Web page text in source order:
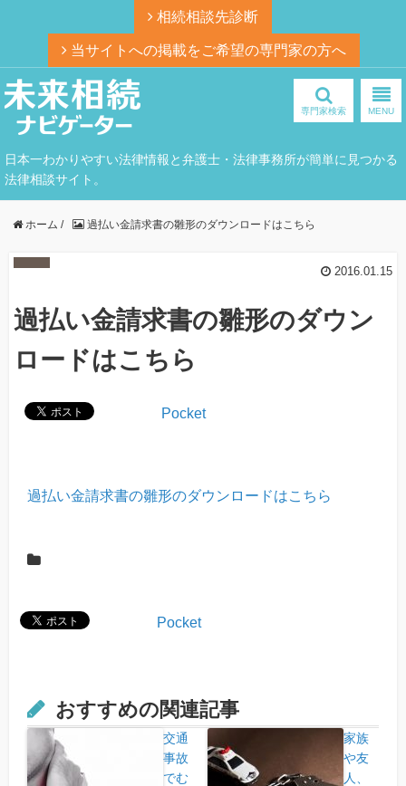
相続相談先診断
当サイトへの掲載をご希望の専門家の方へ
日本一わかりやすい法律情報と弁護士・法律事務所が簡単に見つかる
法律相談サイト。
専門家検索 MENU
ホーム / 過払い金請求書の雛形のダウンロードはこちら
2016.01.15
過払い金請求書の雛形のダウン
ロードはこちら
Pocket
過払い金請求書の雛形のダウンロードはこちら
Pocket
おすすめの関連記事
交通
事故
でむ
家族
や友
人、